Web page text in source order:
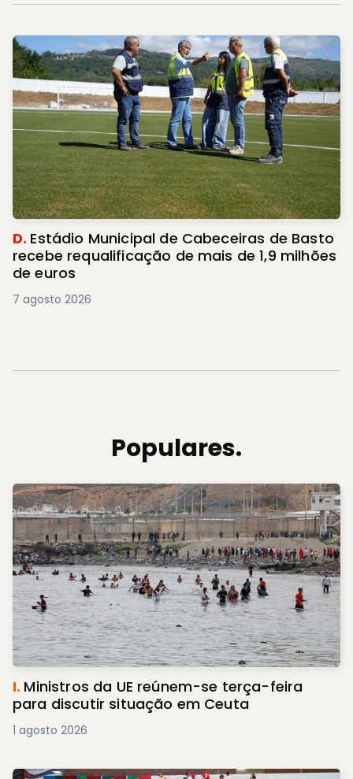
D. Estádio Municipal de Cabeceiras de Basto
recebe requalificação de mais de 1,9 milhões
de euros
7 agosto 2026
Populares.
I. Ministros da UE reúnem-se terça-feira
para discutir situação em Ceuta
1 agosto 2026